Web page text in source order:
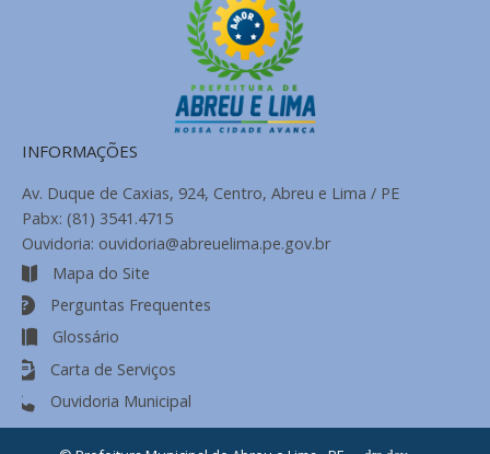
INFORMAÇÕES
Av. Duque de Caxias, 924, Centro, Abreu e Lima / PE
Pabx: (81) 3541.4715
Ouvidoria: ouvidoria@abreuelima.pe.gov.br
Mapa do Site
Perguntas Frequentes
Glossário
Carta de Serviços
Ouvidoria Municipal